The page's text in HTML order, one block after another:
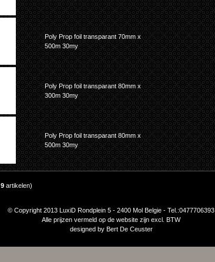
Poly Prop foil transparant 70mm x
500m 30my
Poly Prop foil transparant 80mm x
300m 30my
Poly Prop foil transparant 80mm x
500m 30my
9 artikelen)
© Copyright 2013 LuxiD Rondplein 5 - 2400 Mol Belgie - Tel.:0477706393
Alle prijzen vermeld op de website zijn excl. BTW
designed by Bert De Ceuster